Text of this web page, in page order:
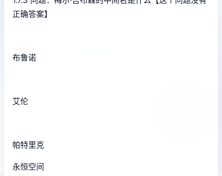
正确答案】
布鲁诺
艾伦
帕特里克
永恒空间